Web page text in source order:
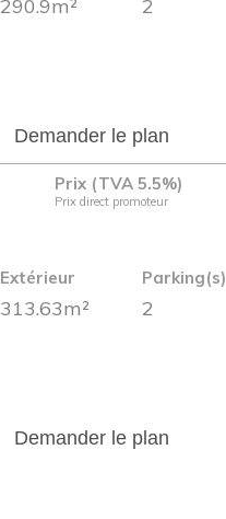
290.9m² 2
Demander le plan
Prix (TVA 5.5%)
Prix direct promoteur
Extérieur
313.63m²
Parking(s)
2
Demander le plan